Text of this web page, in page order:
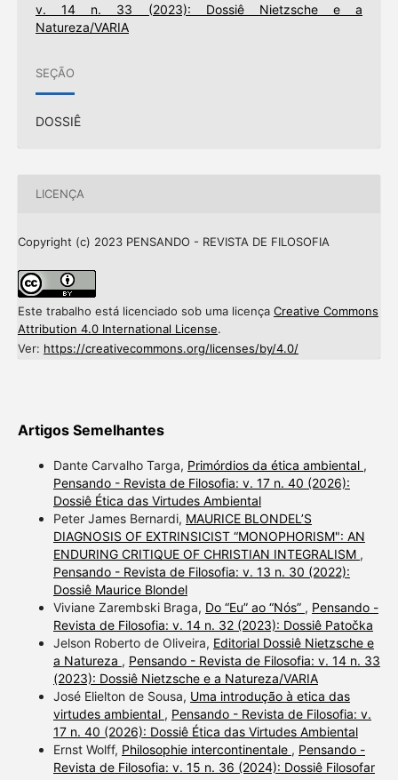
v. 14 n. 33 (2023): Dossiê Nietzsche e a
Natureza/VARIA
SEÇÃO
DOSSIÊ
LICENÇA
Copyright (c) 2023 PENSANDO - REVISTA DE FILOSOFIA
Este trabalho está licenciado sob uma licença Creative Commons
Attribution 4.0 International License.
Ver: https://creativecommons.org/licenses/by/4.0/
Artigos Semelhantes
Dante Carvalho Targa, Primórdios da ética ambiental ,
Pensando - Revista de Filosofia: v. 17 n. 40 (2026):
Dossiê Ética das Virtudes Ambiental
Peter James Bernardi, MAURICE BLONDEL’S
DIAGNOSIS OF EXTRINSICIST “MONOPHORISM": AN
ENDURING CRITIQUE OF CHRISTIAN INTEGRALISM ,
Pensando - Revista de Filosofia: v. 13 n. 30 (2022):
Dossiê Maurice Blondel
Viviane Zarembski Braga, Do “Eu” ao “Nós” , Pensando -
Revista de Filosofia: v. 14 n. 32 (2023): Dossiê Patočka
Jelson Roberto de Oliveira, Editorial Dossiê Nietzsche e
a Natureza , Pensando - Revista de Filosofia: v. 14 n. 33
(2023): Dossiê Nietzsche e a Natureza/VARIA
José Elielton de Sousa, Uma introdução à etica das
virtudes ambiental , Pensando - Revista de Filosofia: v.
17 n. 40 (2026): Dossiê Ética das Virtudes Ambiental
Ernst Wolff, Philosophie intercontinentale , Pensando -
Revista de Filosofia: v. 15 n. 36 (2024): Dossiê Filosofar